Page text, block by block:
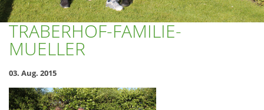
TRABERHOF-FAMILIE-
MUELLER
03. Aug. 2015